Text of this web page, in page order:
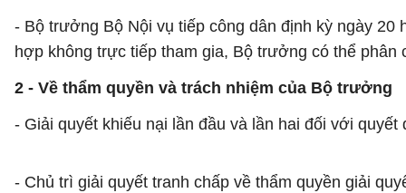
- Bộ trưởng Bộ Nội vụ tiếp công dân định kỳ ngày
hợp không trực tiếp tham gia, Bộ trưởng có thể
2 - Về thẩm quyền và trách nhiệm của Bộ trưởng
- Giải quyết khiếu nại lần đầu và lần hai đối với
- Chủ trì giải quyết tranh chấp về thẩm quyền giải